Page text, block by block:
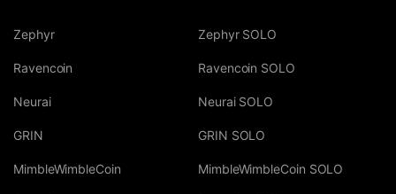
Zephyr
Ravencoin
Neurai
GRIN
MimbleWimbleCoin
Zephyr SOLO
Ravencoin SOLO
Neurai SOLO
GRIN SOLO
MimbleWimbleCoin SOLO